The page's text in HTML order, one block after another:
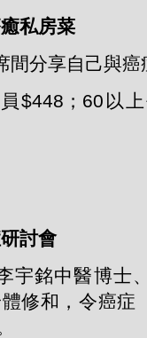
私房菜
分享自己與癌
$448；60以
討會
宇銘中醫博士
修和，令癌症